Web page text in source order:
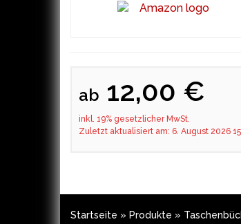
ab 12,00 €
inkl. 19% gesetzlicher MwSt.
Zuletzt aktualisiert am: 6. August 2026
Startseite » Produkte »